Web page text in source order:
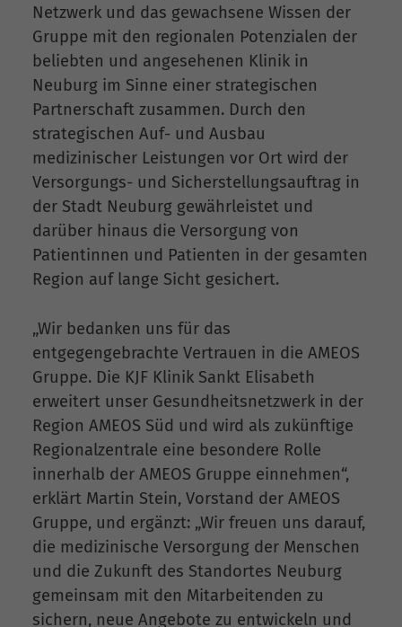
Netzwerk und das gewachsene Wissen der
Gruppe mit den regionalen Potenzialen der
beliebten und angesehenen Klinik in
Neuburg im Sinne einer strategischen
Partnerschaft zusammen. Durch den
strategischen Auf- und Ausbau
medizinischer Leistungen vor Ort wird der
Versorgungs- und Sicherstellungsauftrag in
der Stadt Neuburg gewährleistet und
darüber hinaus die Versorgung von
Patientinnen und Patienten in der gesamten
Region auf lange Sicht gesichert.
„Wir bedanken uns für das
entgegengebrachte Vertrauen in die AMEOS
Gruppe. Die KJF Klinik Sankt Elisabeth
erweitert unser Gesundheitsnetzwerk in der
Region AMEOS Süd und wird als zukünftige
Regionalzentrale eine besondere Rolle
innerhalb der AMEOS Gruppe einnehmen“,
erklärt Martin Stein, Vorstand der AMEOS
Gruppe, und ergänzt: „Wir freuen uns darauf,
die medizinische Versorgung der Menschen
und die Zukunft des Standortes Neuburg
gemeinsam mit den Mitarbeitenden zu
sichern, neue Angebote zu entwickeln und